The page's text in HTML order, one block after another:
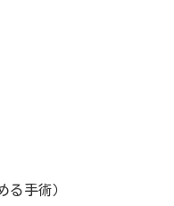
る手術）